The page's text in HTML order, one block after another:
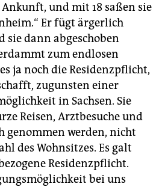
und mit 18 saßen sie
Er fügt ärgerlich
sie dann abgeschoben
zum endlosen
ja noch die Residenzpflicht,
zugunsten einer
in Sachsen. Sie
Reisen, Arztbesuche und
genommen werden, nicht
des Wohnsitzes. Es galt
Residenzpflicht.
bei uns